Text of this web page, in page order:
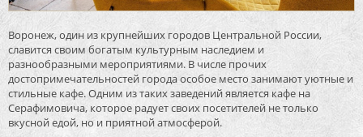
Воронеж, один из крупнейших городов Центральной России,
славится своим богатым культурным наследием и
разнообразными мероприятиями. В числе прочих
достопримечательностей города особое место занимают уютные и
стильные кафе. Одним из таких заведений является кафе на
Серафимовича, которое радует своих посетителей не только
вкусной едой, но и приятной атмосферой.